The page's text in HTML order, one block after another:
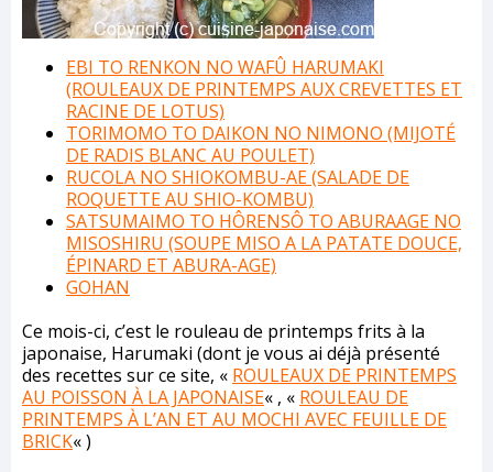
EBI TO RENKON NO WAFÛ HARUMAKI
(ROULEAUX DE PRINTEMPS AUX CREVETTES ET
RACINE DE LOTUS)
TORIMOMO TO DAIKON NO NIMONO (MIJOTÉ
DE RADIS BLANC AU POULET)
RUCOLA NO SHIOKOMBU-AE (SALADE DE
ROQUETTE AU SHIO-KOMBU)
SATSUMAIMO TO HÔRENSÔ TO ABURAAGE NO
MISOSHIRU (SOUPE MISO A LA PATATE DOUCE,
ÉPINARD ET ABURA-AGE)
GOHAN
Ce mois-ci, c’est le rouleau de printemps frits à la
japonaise, Harumaki (dont je vous ai déjà présenté
des recettes sur ce site, « ROULEAUX DE PRINTEMPS
AU POISSON À LA JAPONAISE« , « ROULEAU DE
PRINTEMPS À L’AN ET AU MOCHI AVEC FEUILLE DE
BRICK« )